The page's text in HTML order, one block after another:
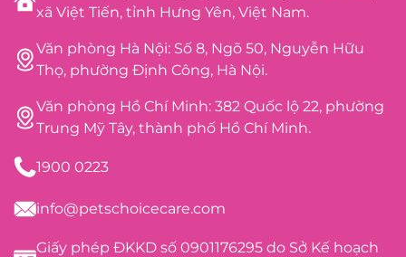
xã Việt Tiến, tỉnh Hưng Yên, Việt Nam.
Văn phòng Hà Nội: Số 8, Ngõ 50, Nguyễn Hữu
Thọ, phường Định Công, Hà Nội.
Văn phòng Hồ Chí Minh: 382 Quốc lộ 22, phường
Trung Mỹ Tây, thành phố Hồ Chí Minh.
1900 0223
info@petschoicecare.com
Giấy phép ĐKKD số 0901176295 do Sở Kế hoạch